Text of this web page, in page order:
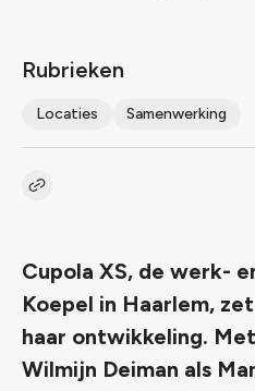
Rubrieken
Locaties Samenwerking
Kopieer link naar artikel
Cupola XS, de werk-
Koepel in Haarlem,
haar ontwikkeling.
Wilmijn Deiman als